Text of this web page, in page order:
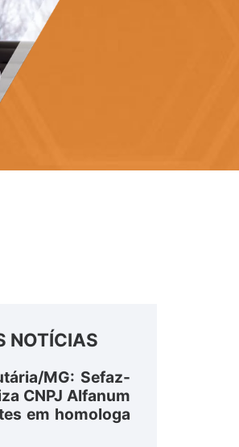
NOTÍCIAS
MG: Sefaz-
CNPJ Alfanum
em homologa